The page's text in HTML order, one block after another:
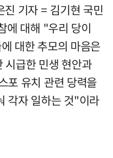
진 기자 = 김기현 국민
에 대해 "우리 당이
대한 추모의 마음은
급한 민생 현안과
포 유치 관련 당력을
각자 일하는 것"이라